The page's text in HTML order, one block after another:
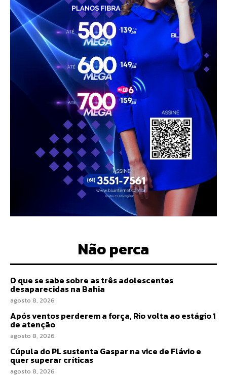
Não perca
O que se sabe sobre as três adolescentes
desaparecidas na Bahia
agosto 8, 2026
Após ventos perderem a força, Rio volta ao estágio 1
de atenção
agosto 8, 2026
Cúpula do PL sustenta Gaspar na vice de Flávio e
quer superar críticas
agosto 8, 2026